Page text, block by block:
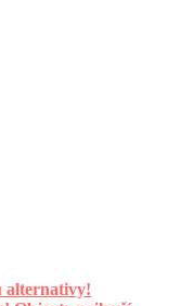
alternativy!